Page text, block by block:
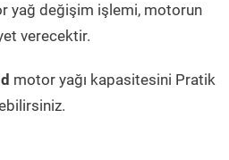
yağ değişim işlemi, motorun
verecektir.
motor yağı kapasitesini Pratik